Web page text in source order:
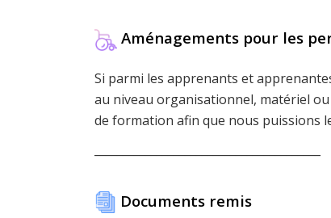
Aménagements pour les
Si parmi les apprenants et
au niveau organisationnel, matériel
de formation afin que nous puissions
Documents remis